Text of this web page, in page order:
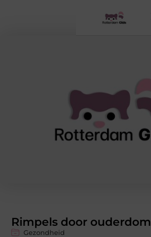
Rimpels door ouderdom
Gezondheid